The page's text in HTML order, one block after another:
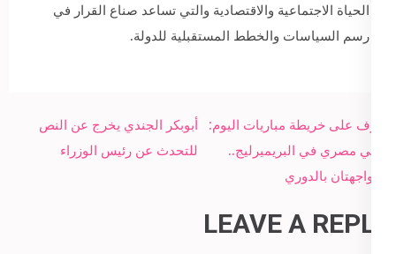
الحياة الاجتماعية والاقتصادية والتي تساعد صناع القرار في
رسم السياسات والخطط المستقبلية للدولة.
Post
navigation
أبوبكر الجندي يخرج عن النص
للتحدث عن رئيس الوزراء
تعرف على خريطة مباريات اليوم:
ثنائي مصري في البريميرليج..
ومواجهتان بالدوري
LEAVE A REPLY